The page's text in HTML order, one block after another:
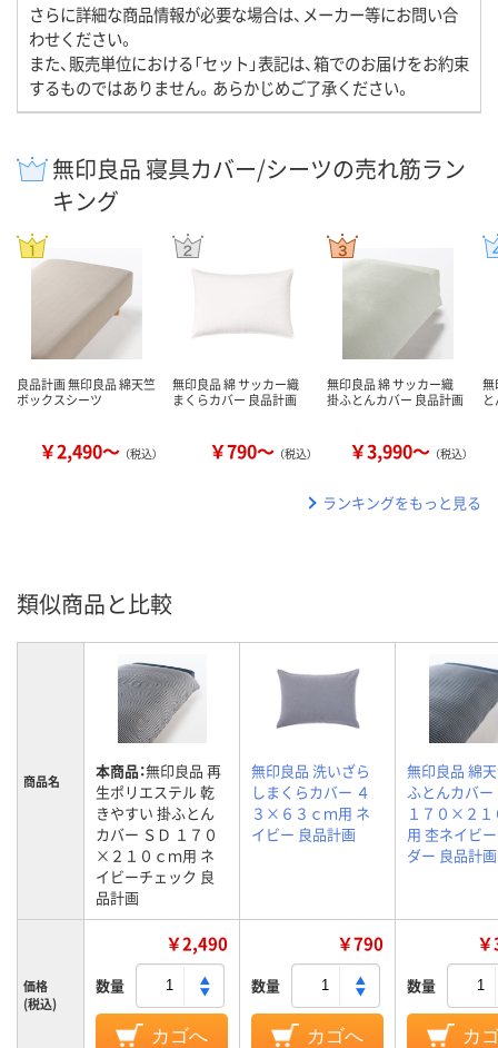
さらに詳細な商品情報が必要な場合は、メーカー等にお問い合
わせください。
また、販売単位における「セット」表記は、箱でのお届けをお約束
するものではありません。あらかじめご了承ください。
無印良品 寝具カバー/シーツの売れ筋ラン
キング
良品計画 無印良品 綿天竺
ボックスシーツ
￥2,490～ （税込）
無印良品 綿 サッカー織
まくらカバー 良品計画
￥790～ （税込）
無印良品 綿 サッカー織
掛ふとんカバー 良品計画
￥3,990～ （税込）
無
ランキングをもっと見る
類似商品と比較
商品名 本商品：無印良品 再
生ポリエステル 乾
きやすい 掛ふとん
カバー ＳＤ １７０
×２１０ｃｍ用 ネ
イビーチェック 良
品計画
無印良品 洗いざら
しまくらカバー ４
３×６３ｃｍ用 ネ
イビー 良品計画
無印良品 綿
ふとんカバー
１７０×２１
用 杢ネイビ
ダー 良品計画
価格
(税込)
￥2,490
数量
カゴへ
￥790
数量
カゴへ
数量
カ